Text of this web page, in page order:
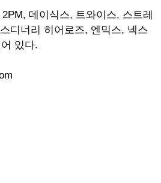
데이식스, 트와이스, 스트레
디너리 히어로즈, 엔믹스, 넥스
있다.